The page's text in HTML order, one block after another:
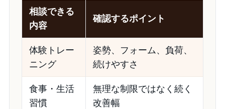
相談できる
内容
確認するポイント
体験トレー
ニング
姿勢、フォーム、負荷、
続けやすさ
食事・生活
習慣
無理な制限ではなく続く
改善幅